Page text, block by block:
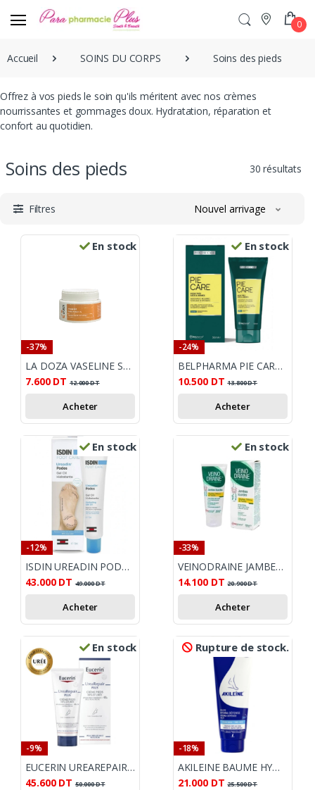
0
Accueil SOINS DU CORPS Soins des pieds
Offrez à vos pieds le soin qu'ils méritent avec nos crèmes
nourrissantes et gommages doux. Hydratation, réparation et
confort au quotidien.
Soins des pieds 30 résultats
Filtres Nouvel arrivage
En stock
-37%
LA DOZA VASELINE SALICYLÉE 5 %
7.600 DT 12.000DT
Acheter
En stock
-24%
BELPHARMA PIE CARE CRÈME PIEDS 50 ML
10.500 DT 13.800DT
Acheter
En stock
-12%
ISDIN UREADIN PODOS GEL HUILE PIEDS 75ML
43.000 DT 49.000DT
Acheter
En stock
-33%
VEINODRAINE JAMBES LOURDES GEL CREME 100ML
14.100 DT 20.900DT
Acheter
En stock
-9%
EUCERIN UREAREPAIR PLUS CREME PIEDS 10% 100ML
45.600 DT 50.000DT
Rupture de stock.
-18%
AKILEINE BAUME HYDRA DEFENSE PIEDS TRES SECS 125ML
21.000 DT 25.500DT